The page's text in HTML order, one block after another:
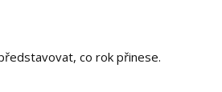
co rok přinese.